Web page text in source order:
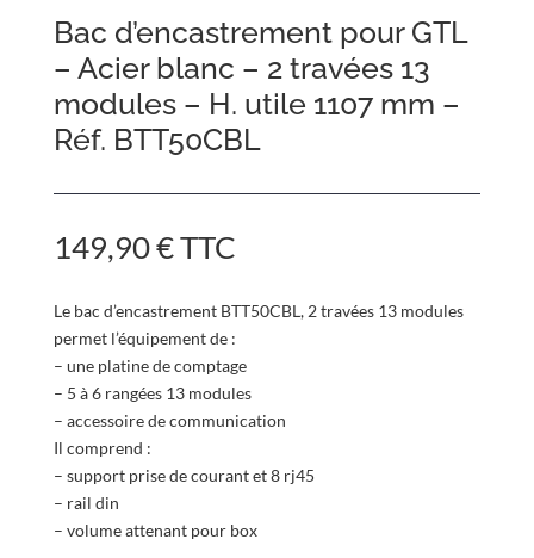
Bac d’encastrement pour GTL
– Acier blanc – 2 travées 13
modules – H. utile 1107 mm –
Réf. BTT50CBL
149,90€TTC
Le bac d’encastrement BTT50CBL, 2 travées 13 modules
permet l’équipement de :
– une platine de comptage
– 5 à 6 rangées 13 modules
– accessoire de communication
Il comprend :
– support prise de courant et 8 rj45
– rail din
– volume attenant pour box